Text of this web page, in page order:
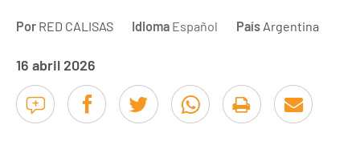
Por RED CALISAS Idioma Español País Argentina
16 abril 2026